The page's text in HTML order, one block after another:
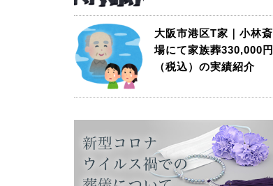
大阪市港区T家｜小林斎
場にて家族葬330,000円
（税込）の実績紹介